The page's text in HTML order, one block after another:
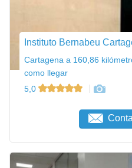
Instituto Bernabeu
Cartagena a 160,86
como llegar
5,0